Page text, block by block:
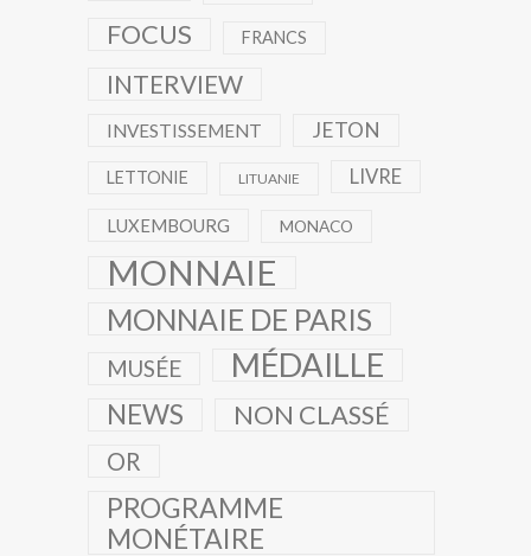
FOCUS FRANCS
INTERVIEW
INVESTISSEMENT JETON
LETTONIE LITUANIE LIVRE
LUXEMBOURG MONACO
MONNAIE
MONNAIE DE PARIS
MUSÉE MÉDAILLE
NEWS NON CLASSÉ
OR
PROGRAMME
MONÉTAIRE